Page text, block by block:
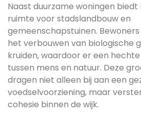
Naast duurzame woningen
ruimte voor stadslandbouw en
gemeenschapstuinen.
het verbouwen van biologische
kruiden, waardoor er een
tussen mens en natuur. Deze
dragen niet alleen bij aan een
voedselvoorziening, maar
cohesie binnen de wijk.